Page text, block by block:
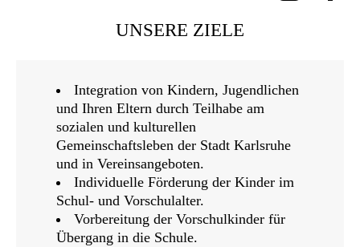
UNSERE ZIELE
Integration von Kindern, Jugendlichen
und Ihren Eltern durch Teilhabe am
sozialen und kulturellen
Gemeinschaftsleben der Stadt Karlsruhe
und in Vereinsangeboten.
Individuelle Förderung der Kinder im
Schul- und Vorschulalter.
Vorbereitung der Vorschulkinder für
Übergang in die Schule.